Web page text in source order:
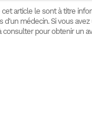
article le sont à titre
d'un médecin. Si vous
consulter pour obtenir un